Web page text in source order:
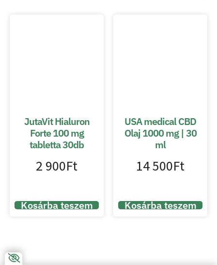
JutaVit Hialuron
Forte 100 mg
tabletta 30db
2 900Ft
Kosárba teszem
USA medical CBD
Olaj 1000 mg | 30
ml
14 500Ft
Kosárba teszem